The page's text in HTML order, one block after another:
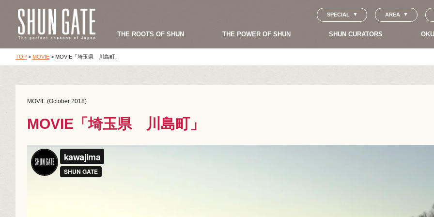
SPECIAL AREA
THE ROOTS OF SHUN THE POWER OF SHUN SHUN CURATORS
TOP > MOVIE > MOVIE「埼玉県 川島町」
MOVIE (October 2018)
MOVIE「埼玉県 川島町」